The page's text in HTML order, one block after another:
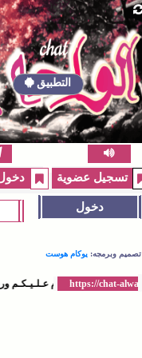
التطبيق
التطبيق
الــســلآم عـلـيـكـم
تسجيل عضوية
دخول
تصميم وبرمجه: يوكام هوست